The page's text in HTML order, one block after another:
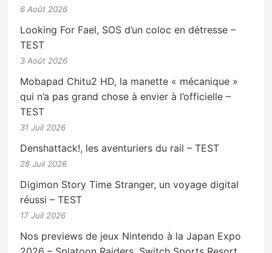
6 Août 2026
Looking For Fael, SOS d’un coloc en détresse –
TEST
3 Août 2026
Mobapad Chitu2 HD, la manette « mécanique »
qui n’a pas grand chose à envier à l’officielle –
TEST
31 Juil 2026
Denshattack!, les aventuriers du rail – TEST
28 Juil 2026
Digimon Story Time Stranger, un voyage digital
réussi – TEST
17 Juil 2026
Nos previews de jeux Nintendo à la Japan Expo